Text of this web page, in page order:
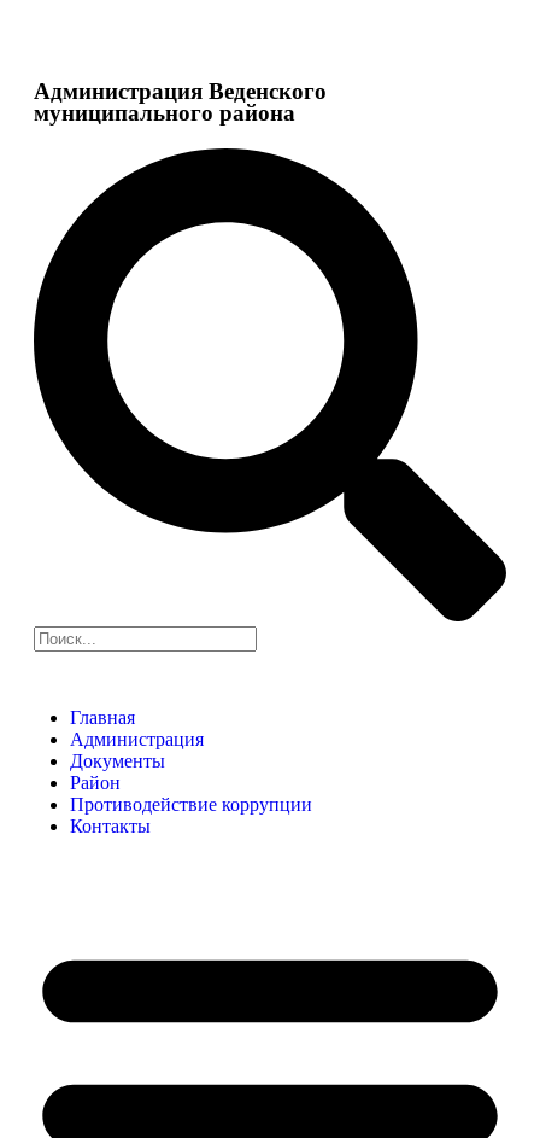
Администрация Веденского
муниципального района
Главная
Администрация
Документы
Район
Противодействие коррупции
Контакты